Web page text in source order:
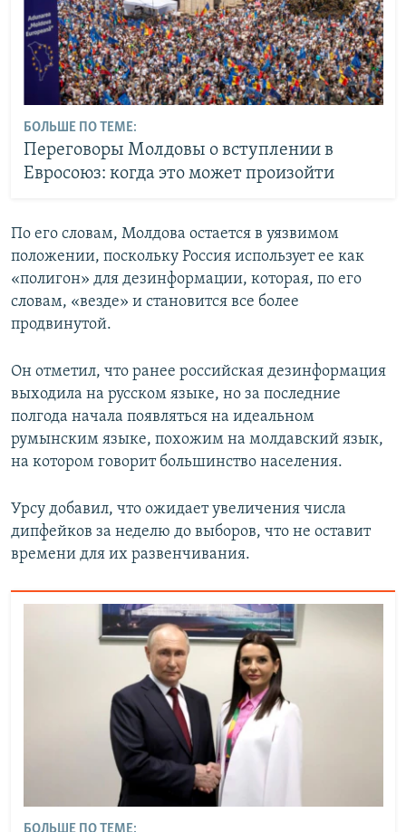
БОЛЬШЕ ПО ТЕМЕ:
Переговоры Молдовы о вступлении в
Евросоюз: когда это может произойти
По его словам, Молдова остается в уязвимом
положении, поскольку Россия использует ее как
«полигон» для дезинформации, которая, по его
словам, «везде» и становится все более
продвинутой.
Он отметил, что ранее российская дезинформация
выходила на русском языке, но за последние
полгода начала появляться на идеальном
румынским языке, похожим на молдавский язык,
на котором говорит большинство населения.
Урсу добавил, что ожидает увеличения числа
дипфейков за неделю до выборов, что не оставит
времени для их развенчивания.
БОЛЬШЕ ПО ТЕМЕ: